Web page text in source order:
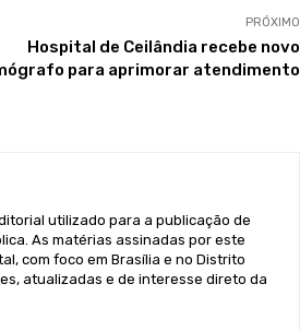
PRÓXIMO
Hospital de Ceilândia recebe novo
para aprimorar atendimento
utilizado para a publicação de
As matérias assinadas por este
com foco em Brasília e no Distrito
atualizadas e de interesse direto da